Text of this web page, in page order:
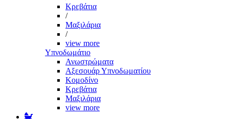
Κρεβάτια
/
Μαξιλάρια
/
view more
Υπνοδωμάτιο
Ανωστρώματα
Αξεσουάρ Υπνοδωματίου
Κομοδίνο
Κρεβάτια
Μαξιλάρια
view more